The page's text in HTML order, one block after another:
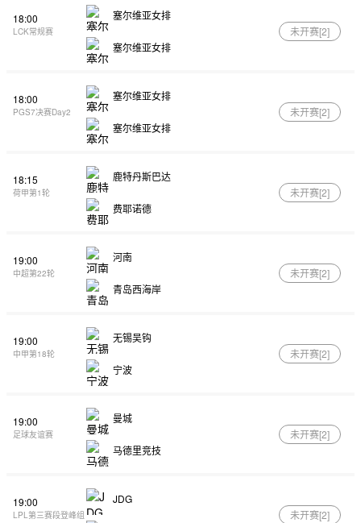
18:00
LCK常规赛
塞尔维亚女排
塞尔维亚女排
未开赛[2]
18:00
PGS7决赛Day2
塞尔维亚女排
塞尔维亚女排
未开赛[2]
18:15
荷甲第1轮
鹿特丹斯巴达
费耶诺德
未开赛[2]
19:00
中超第22轮
河南
青岛西海岸
未开赛[2]
19:00
中甲第18轮
无锡吴钩
宁波
未开赛[2]
19:00
足球友谊赛
曼城
马德里竞技
未开赛[2]
19:00
LPL第三赛段登峰组
JDG
未开赛[2]